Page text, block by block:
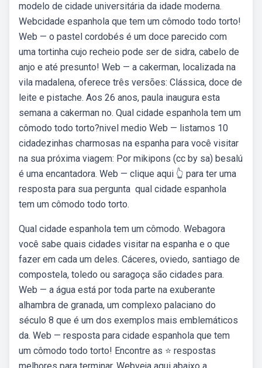
modelo de cidade universitária da idade moderna.
Webcidade espanhola que tem um cômodo todo torto!
Web — o pastel cordobés é um doce parecido com
uma tortinha cujo recheio pode ser de sidra, cabelo de
anjo e até presunto! Web — a cakerman, localizada na
vila madalena, oferece três versões: Clássica, doce de
leite e pistache. Aos 26 anos, paula inaugura esta
semana a cakerman no. Qual cidade espanhola tem um
cômodo todo torto?nivel medio Web — listamos 10
cidadezinhas charmosas na espanha para você visitar
na sua próxima viagem: Por mikipons (cc by sa) besalú
é uma encantadora. Web — clique aqui 👆 para ter uma
resposta para sua pergunta ️ qual cidade espanhola
tem um cômodo todo torto.
Qual cidade espanhola tem um cômodo. Webagora
você sabe quais cidades visitar na espanha e o que
fazer em cada um deles. Cáceres, oviedo, santiago de
compostela, toledo ou saragoça são cidades para.
Web — a água está por toda parte na exuberante
alhambra de granada, um complexo palaciano do
século 8 que é um dos exemplos mais emblemáticos
da. Web — resposta para cidade espanhola que tem
um cômodo todo torto! Encontre as ⭐ respostas